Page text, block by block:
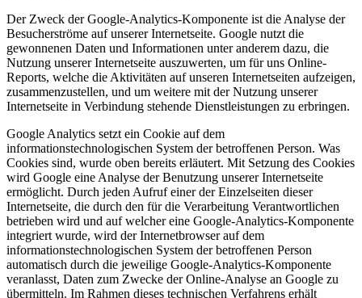
Der Zweck der Google-Analytics-Komponente ist die Analyse der
Besucherströme auf unserer Internetseite. Google nutzt die
gewonnenen Daten und Informationen unter anderem dazu, die
Nutzung unserer Internetseite auszuwerten, um für uns Online-
Reports, welche die Aktivitäten auf unseren Internetseiten aufzeigen,
zusammenzustellen, und um weitere mit der Nutzung unserer
Internetseite in Verbindung stehende Dienstleistungen zu erbringen.
Google Analytics setzt ein Cookie auf dem
informationstechnologischen System der betroffenen Person. Was
Cookies sind, wurde oben bereits erläutert. Mit Setzung des Cookies
wird Google eine Analyse der Benutzung unserer Internetseite
ermöglicht. Durch jeden Aufruf einer der Einzelseiten dieser
Internetseite, die durch den für die Verarbeitung Verantwortlichen
betrieben wird und auf welcher eine Google-Analytics-Komponente
integriert wurde, wird der Internetbrowser auf dem
informationstechnologischen System der betroffenen Person
automatisch durch die jeweilige Google-Analytics-Komponente
veranlasst, Daten zum Zwecke der Online-Analyse an Google zu
übermitteln. Im Rahmen dieses technischen Verfahrens erhält